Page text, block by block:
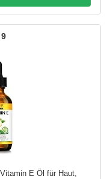
9
E Öl für Haut,